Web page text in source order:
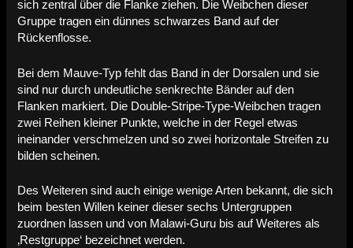
sich zentral über die Flanke ziehen. Die Weibchen dieser
Gruppe tragen ein dünnes schwarzes Band auf der
Rückenflosse.
Bei dem Mauve-Typ fehlt das Band in der Dorsalen und sie
sind nur durch undeutliche senkrechte Bänder auf den
Flanken markiert. Die Double-Stripe-Type-Weibchen tragen
zwei Reihen kleiner Punkte, welche in der Regel etwas
ineinander verschmelzen und so zwei horizontale Streifen zu
bilden scheinen.
Des Weiteren sind auch einige wenige Arten bekannt, die sich
beim besten Willen keiner dieser sechs Untergruppen
zuordnen lassen und von Malawi-Guru bis auf Weiteres als
‚Restgruppe‘ bezeichnet werden.